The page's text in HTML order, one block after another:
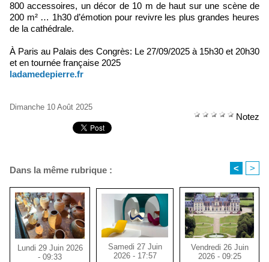
800 accessoires, un décor de 10 m de haut sur une scène de
200 m² … 1h30 d’émotion pour revivre les plus grandes heures
de la cathédrale.
À Paris au Palais des Congrès: Le 27/09/2025 à 15h30 et 20h30
et en tournée française 2025
ladamedepierre.fr
Dimanche 10 Août 2025
Notez
Dans la même rubrique : < >
Lundi 29 Juin 2026
- 09:33
Samedi 27 Juin
2026 - 17:57
Vendredi 26 Juin
2026 - 09:25